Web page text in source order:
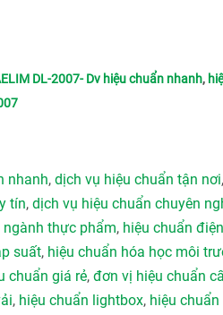
DL-2007- Dv hiệu chuẩn nhanh,
nhanh, dịch vụ hiệu chuẩn tận nơi,
tín, dịch vụ hiệu chuẩn chuyên
ngành thực phẩm, hiệu chuẩn
suất, hiệu chuẩn hóa học môi
chuẩn giá rẻ, đơn vị hiệu chuẩn
, hiệu chuẩn lightbox, hiệu chuẩn